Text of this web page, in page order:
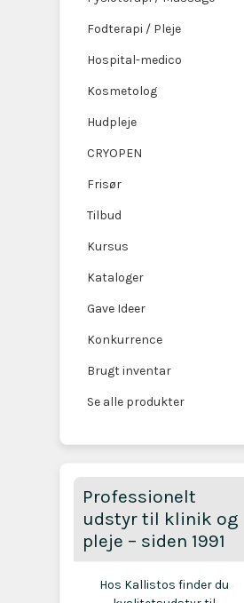
Fodterapi / Pleje
Hospital-medico
Kosmetolog
Hudpleje
CRYOPEN
Frisør
Tilbud
Kursus
Kataloger
Gave Ideer
Konkurrence
Brugt inventar
Se alle produkter
Professionelt
udstyr til klinik og
pleje – siden 1991
Hos Kallistos finder du